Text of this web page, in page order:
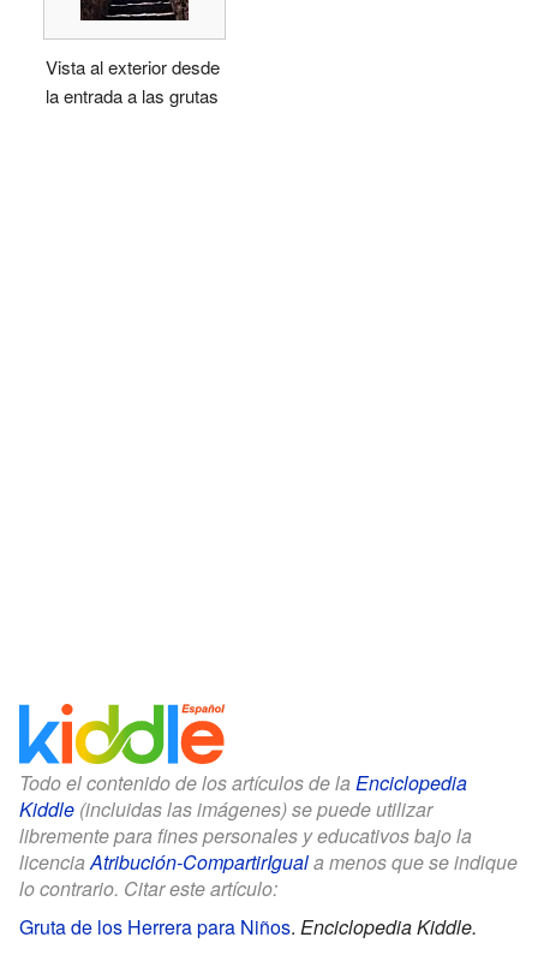
Vista al exterior desde
la entrada a las grutas
Todo el contenido de los artículos de la Enciclopedia
Kiddle (incluidas las imágenes) se puede utilizar
libremente para fines personales y educativos bajo la
licenciaAtribución-CompartirIguala menos que se indique
lo contrario. Citar este artículo:
Gruta de los Herrera para Niños. Enciclopedia Kiddle.